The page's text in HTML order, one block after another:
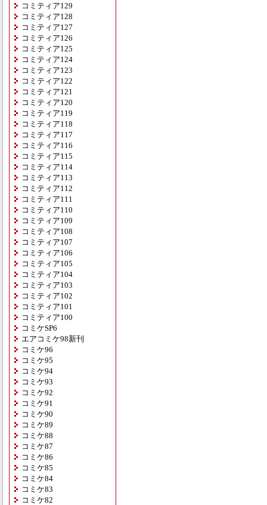
コミティア129
コミティア128
コミティア127
コミティア126
コミティア125
コミティア124
コミティア123
コミティア122
コミティア121
コミティア120
コミティア119
コミティア118
コミティア117
コミティア116
コミティア115
コミティア114
コミティア113
コミティア112
コミティア111
コミティア110
コミティア109
コミティア108
コミティア107
コミティア106
コミティア105
コミティア104
コミティア103
コミティア102
コミティア101
コミティア100
コミケSP6
エアコミケ98新刊
コミケ96
コミケ95
コミケ94
コミケ93
コミケ92
コミケ91
コミケ90
コミケ89
コミケ88
コミケ87
コミケ86
コミケ85
コミケ84
コミケ83
コミケ82